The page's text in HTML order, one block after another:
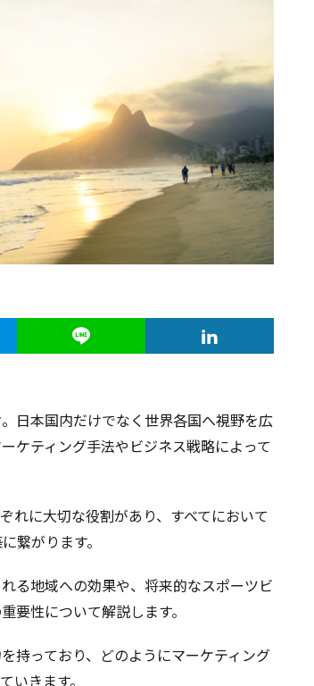
日本国内だけでなく世界各国へ視野を広
ケティング手法やビジネス戦略によって
れに大切な役割があり、すべてにおいて
繋がります。
る地域への効果や、将来的なスポーツビ
要性について解説します。
持っており、どのようにマーケティング
いきます。